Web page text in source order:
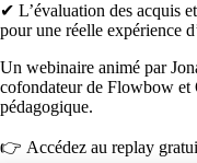
✔ L’évaluation des acquis
pour une réelle expérience
Un webinaire animé par
cofondateur de Flowbow
pédagogique.
👉 Accédez au replay